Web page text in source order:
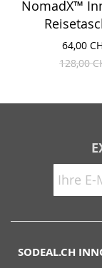
NomadX™
64,00
128,00
SODEAL.CH